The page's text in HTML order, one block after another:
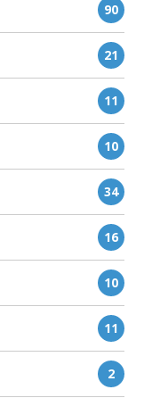
90
21
11
10
34
16
10
11
2